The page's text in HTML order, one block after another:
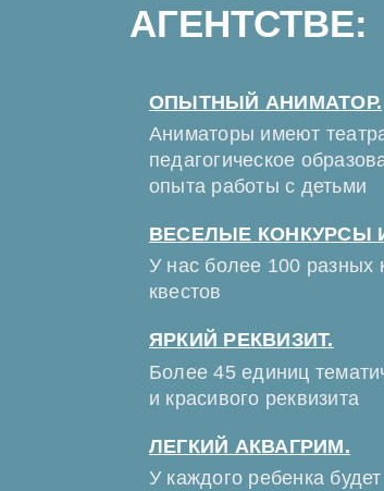
АГЕНТСТВЕ:
ОПЫТНЫЙ АНИМАТОР.
Аниматоры имеют
педагогическое
опыта работы с детьми
ВЕСЕЛЫЕ КОНКУРСЫ
У нас более 100 разных
квестов
ЯРКИЙ РЕКВИЗИТ.
Более 45 единиц
и красивого реквизита
ЛЕГКИЙ АКВАГРИМ.
У каждого ребенка